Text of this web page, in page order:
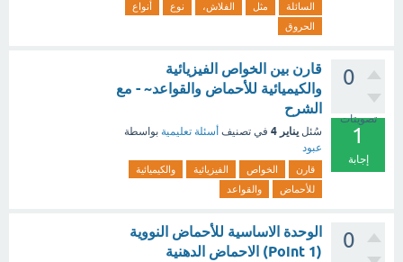
السائلة
مثل الفلاش، نوع
أنواع
الحروق
0
تصويتات
1
إجابة
قارن بين الخواص الفيزيائية
والكيميائية للأحماض والقواعد~ - مع
الشرح
سُئل يناير 4 في تصنيف أسئلة تعليمية بواسطة
عبود
قارن الخواص الفيزيائية
والكيميائية
للأحماض
والقواعد
0
الوحدة الاساسية للأحماض النووية
(1 Point) الاحماض الدهنية